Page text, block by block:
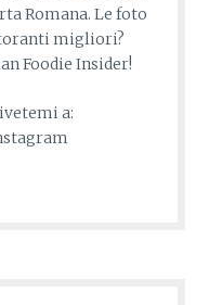
Romana. Le foto
migliori?
Foodie Insider!
a: